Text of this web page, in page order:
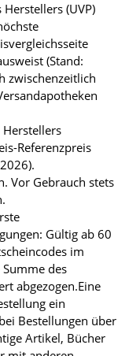
(UVP)
(Stand:
zwischenzeitlich
Herstellers
Referenzpreis
Vor Gebrauch stets
Gültig ab 60
im
des
abgezogen.Eine
ein
Bestellungen über
Artikel, Bücher